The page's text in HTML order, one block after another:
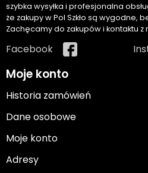
szybka wysyłka i profesjonalna
że zakupy w Pol Szkło są wygodne,
Zachęcamy do zakupów i kontaktu z
Facebook
Moje konto
Historia zamówień
Dane osobowe
Moje konto
Adresy